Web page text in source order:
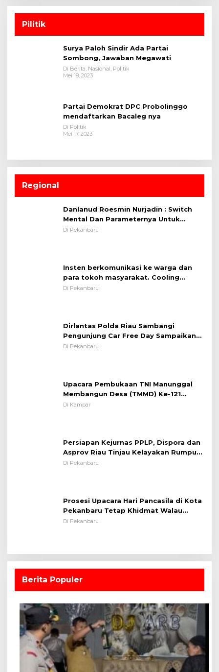
Pilitik
Surya Paloh Sindir Ada Partai
Sombong, Jawaban Megawati
Di Berita, Nasional, Politik
Mei 18, 2023
Partai Demokrat DPC Probolinggo
mendaftarkan Bacaleg nya
Di Politik
Mei 17, 2023
Regional
Danlanud Roesmin Nurjadin : Switch
Mental Dan Parameternya Untuk
Melaksanakan ✈
Di Pekanbaru
Insten berkomunikasi ke warga dan
para tokoh masyarakat. Cooling
System OMP LK ²024 Polsek Rumbai,
Di Pekanbaru
Dirlantas Polda Riau Sambangi
Pengunjung Car Free Day Sampaikan
Pesan Edukasi Kamtibmas &
Di Pekanbaru
Upacara Pembukaan TNI Manunggal
Membangun Desa (TMMD) Ke-121
Kodim 0313/KPR Tahun 2024) ?
Di Kampar
Persiapan Kejurnas PPLP, Dispora dan
Asprov Riau Tinjau Kelayakan Rumput
Lapangan Sepakbola
Di Pekanbaru
Prosesi Upacara Hari Pancasila di Kota
Pekanbaru Tetap Khidmat Walau
Dalam Ruangan
Di Pekanbaru
Berita Populer